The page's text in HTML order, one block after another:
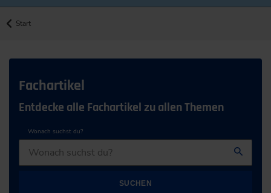
Start
Fachartikel
Entdecke alle Fachartikel zu allen Themen
Wonach suchst du?
SUCHEN